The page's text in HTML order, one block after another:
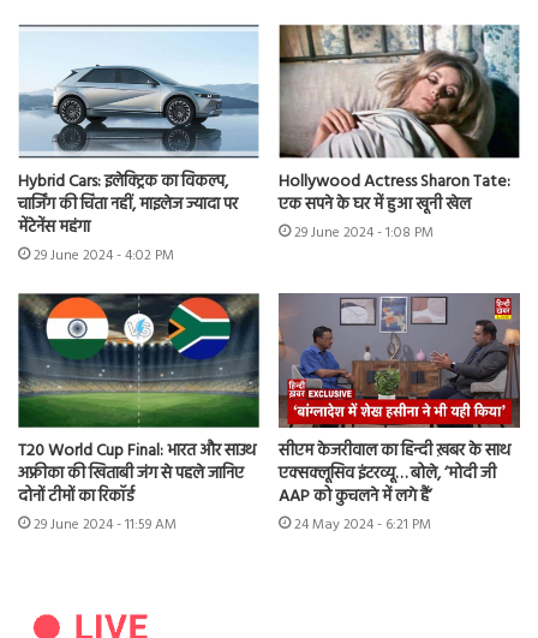
Hybrid Cars: इलेक्ट्रिक का विकल्प,
चार्जिंग की चिंता नहीं, माइलेज ज्यादा पर
मेंटेनेंस महंगा
29 June 2024 - 4:02 PM
Hollywood Actress Sharon Tate:
एक सपने के घर में हुआ खूनी खेल
29 June 2024 - 1:08 PM
T20 World Cup Final: भारत और साउथ
अफ्रीका की खिताबी जंग से पहले जानिए
दोनों टीमों का रिकॉर्ड
29 June 2024 - 11:59 AM
सीएम केजरीवाल का हिन्दी ख़बर के साथ
एक्सक्लूसिव इंटरव्यू… बोले, ‘मोदी जी
AAP को कुचलने में लगे हैं’
24 May 2024 - 6:21 PM